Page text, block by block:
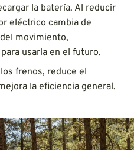
la batería. Al reducir
eléctrico cambia de
movimiento,
usarla en el futuro.
frenos, reduce el
la eficiencia general.